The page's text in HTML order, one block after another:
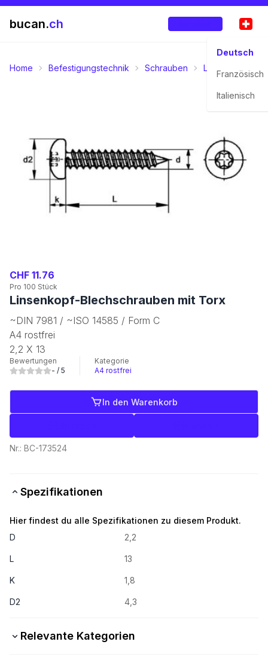
bucan.ch
Deutsch
Französisch
Italienisch
Home Befestigungstechnik Schrauben Linsen-Pan-
CHF 11.76
Pro 100 Stück
Linsenkopf-Blechschrauben mit Torx
~DIN 7981 / ~ISO 14585 / Form C
A4 rostfrei
2,2 X 13
Bewertungen
- / 5
Kategorie
A4 rostfrei
In den Warenkorb
Nr.: BC-173524
Spezifikationen
Hier findest du alle Spezifikationen zu diesem Produkt.
D
2,2
L 13
K 1,8
D2 4,3
Relevante Kategorien